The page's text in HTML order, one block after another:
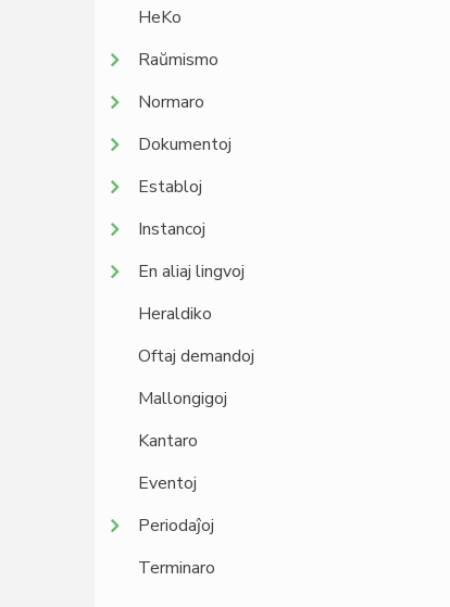
HeKo
Raŭmismo
Normaro
Dokumentoj
Establoj
Instancoj
En aliaj lingvoj
Heraldiko
Oftaj demandoj
Mallongigoj
Kantaro
Eventoj
Periodaĵoj
Terminaro